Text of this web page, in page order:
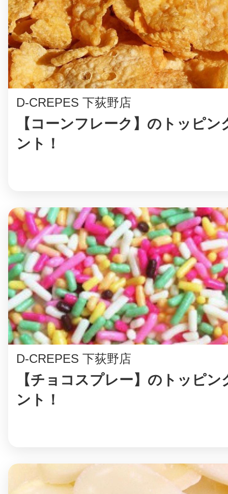
D-CREPES 下荻野店
【コーンフレーク】のトッピン
ント！
D-CREPES 下荻野店
【チョコスプレー】のトッピ
ント！
まちのコイン
お知らせ
©︎ KAYAC Inc.All